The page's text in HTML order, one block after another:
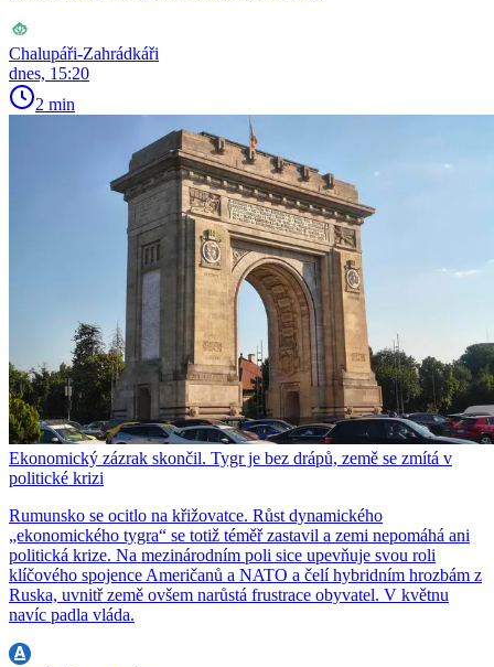
Chalupáři-Zahrádkáři
dnes, 15:20
2 min
Ekonomický zázrak skončil. Tygr je bez drápů, země se zmítá v
politické krizi
Rumunsko se ocitlo na křižovatce. Růst dynamického
„ekonomického tygra“ se totiž téměř zastavil a zemi nepomáhá ani
politická krize. Na mezinárodním poli sice upevňuje svou roli
klíčového spojence Američanů a NATO a čelí hybridním hrozbám z
Ruska, uvnitř země ovšem narůstá frustrace obyvatel. V květnu
navíc padla vláda.